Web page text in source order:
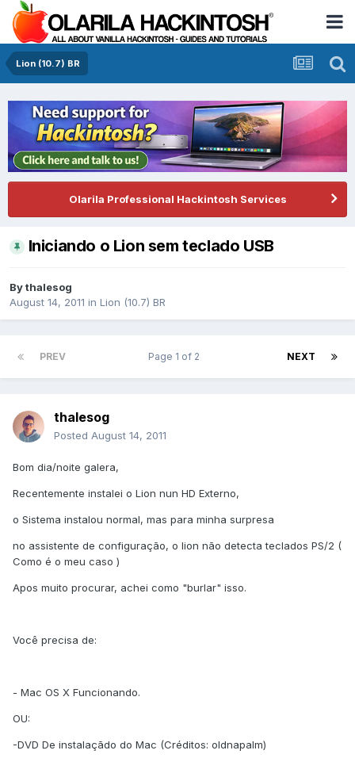
Lion (10.7) BR
Olarila Professional Hackintosh Services
Iniciando o Lion sem teclado USB
Bythalesog
August 14, 2011 in Lion (10.7) BR
PREV NEXT
Page 1 of 2
thalesog
Posted August 14, 2011
Bom dia/noite galera,
Recentemente instalei o Lion nun HD Externo,
o Sistema instalou normal, mas para minha surpresa
no assistente de configuração, o lion não detecta teclados PS/2 (
Como é o meu caso )
Apos muito procurar, achei como "burlar" isso.
Você precisa de:
- Mac OS X Funcionando.
OU:
-DVD De instalaçãdo do Mac (Créditos: oldnapalm)